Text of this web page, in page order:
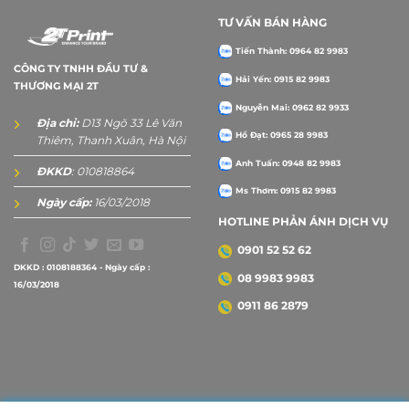
CÔNG TY TNHH ĐẦU TƯ &
THƯƠNG MẠI 2T
Địa chỉ:D13 Ngõ 33 Lê Văn
Thiêm, Thanh Xuân, Hà Nội
ĐKKD: 010818864
Ngày cấp:16/03/2018
DKKD : 0108188364 - Ngày cấp :
16/03/2018
TƯ VẤN BÁN HÀNG
Tiến Thành: 0964 82 9983
Hải Yến: 0915 82 9983
Nguyễn Mai: 0962 82 9933
Hồ Đạt: 0965 28 9983
Anh Tuấn: 0948 82 9983
Ms Thơm: 0915 82 9983
HOTLINE PHẢN ÁNH DỊCH VỤ
0901 52 52 62
08 9983 9983
0911 86 2879